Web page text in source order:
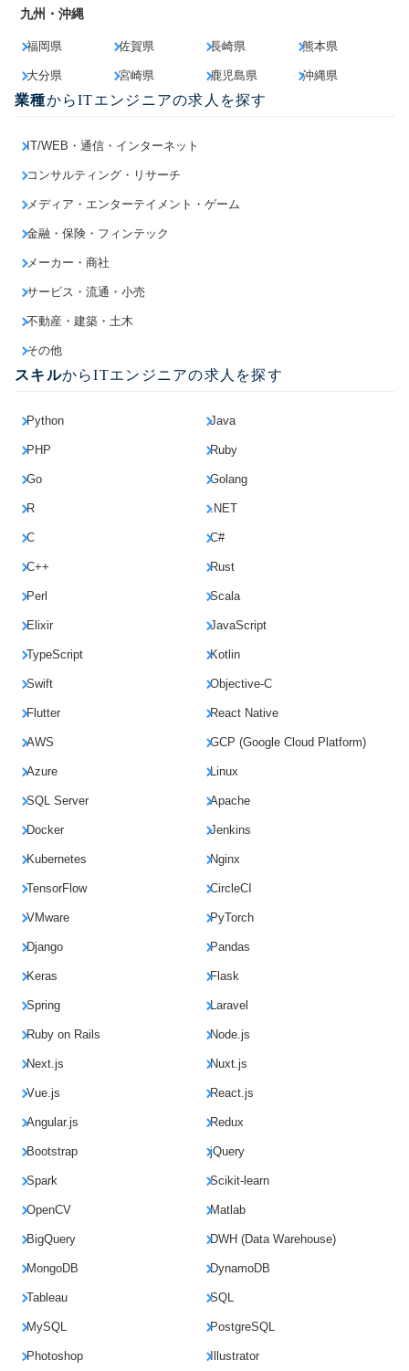
九州・沖縄
福岡県 佐賀県 長崎県 熊本県
大分県 宮崎県 鹿児島県 沖縄県
業種からITエンジニアの求人を探す
IT/WEB・通信・インターネット
コンサルティング・リサーチ
メディア・エンターテイメント・ゲーム
金融・保険・フィンテック
メーカー・商社
サービス・流通・小売
不動産・建築・土木
その他
スキルからITエンジニアの求人を探す
Python Java
PHP Ruby
Go Golang
R .NET
C C#
C++ Rust
Perl Scala
Elixir JavaScript
TypeScript Kotlin
Swift Objective-C
Flutter React Native
AWS GCP (Google Cloud Platform)
Azure Linux
SQL Server Apache
Docker Jenkins
Kubernetes Nginx
TensorFlow CircleCI
VMware PyTorch
Django Pandas
Keras Flask
Spring Laravel
Ruby on Rails Node.js
Next.js Nuxt.js
Vue.js React.js
Angular.js Redux
Bootstrap jQuery
Spark Scikit-learn
OpenCV Matlab
BigQuery DWH (Data Warehouse)
MongoDB DynamoDB
Tableau SQL
MySQL PostgreSQL
Photoshop Illustrator